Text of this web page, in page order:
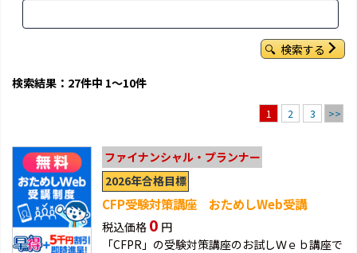
検索する
検索結果：27件中 1～10件
1 2 3 >>
ファイナンシャル・プランナー
2026年合格目標
CFP受験対策講座 おためしWeb受講
税込価格 0 円
「CFPR」の受験対策講座のお試しＷｅｂ講座で